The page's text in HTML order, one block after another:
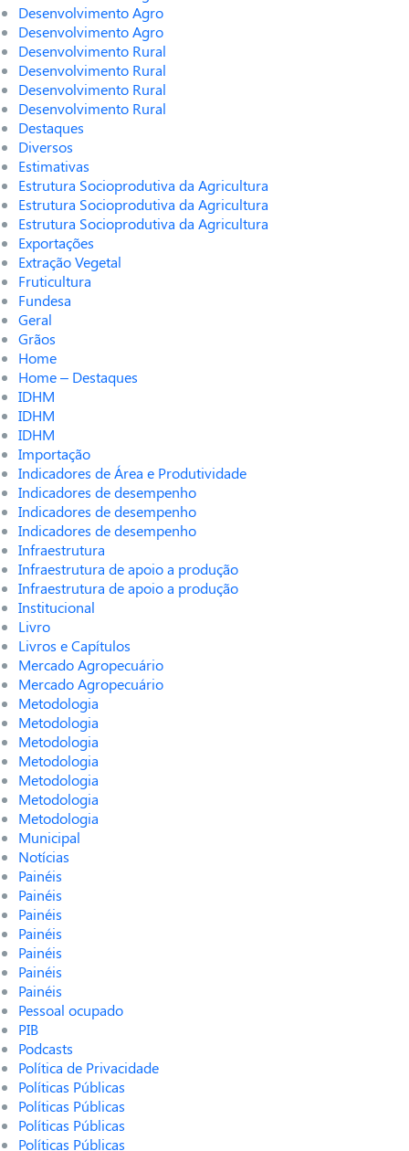
Desenvolvimento Agro
Desenvolvimento Agro
Desenvolvimento Rural
Desenvolvimento Rural
Desenvolvimento Rural
Desenvolvimento Rural
Destaques
Diversos
Estimativas
Estrutura Socioprodutiva da Agricultura
Estrutura Socioprodutiva da Agricultura
Estrutura Socioprodutiva da Agricultura
Exportações
Extração Vegetal
Fruticultura
Fundesa
Geral
Grãos
Home
Home – Destaques
IDHM
IDHM
IDHM
Importação
Indicadores de Área e Produtividade
Indicadores de desempenho
Indicadores de desempenho
Indicadores de desempenho
Infraestrutura
Infraestrutura de apoio a produção
Infraestrutura de apoio a produção
Institucional
Livro
Livros e Capítulos
Mercado Agropecuário
Mercado Agropecuário
Metodologia
Metodologia
Metodologia
Metodologia
Metodologia
Metodologia
Metodologia
Municipal
Notícias
Painéis
Painéis
Painéis
Painéis
Painéis
Painéis
Painéis
Pessoal ocupado
PIB
Podcasts
Política de Privacidade
Políticas Públicas
Políticas Públicas
Políticas Públicas
Políticas Públicas